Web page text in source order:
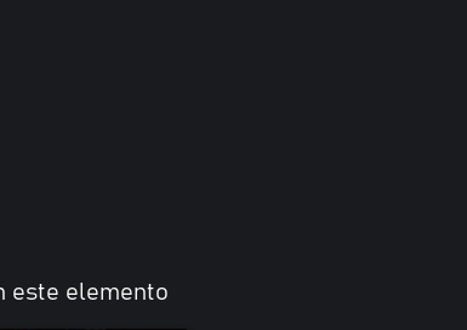
este elemento